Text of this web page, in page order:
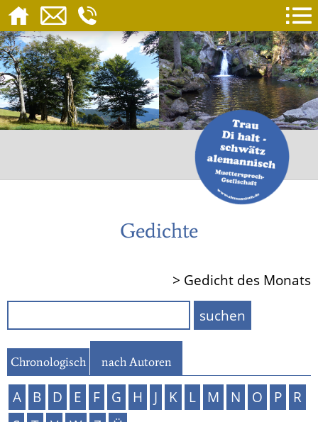
Gedichte
> Gedicht des Monats
Chronologisch nach Autoren
A B D E F G H J K L M N O P
R